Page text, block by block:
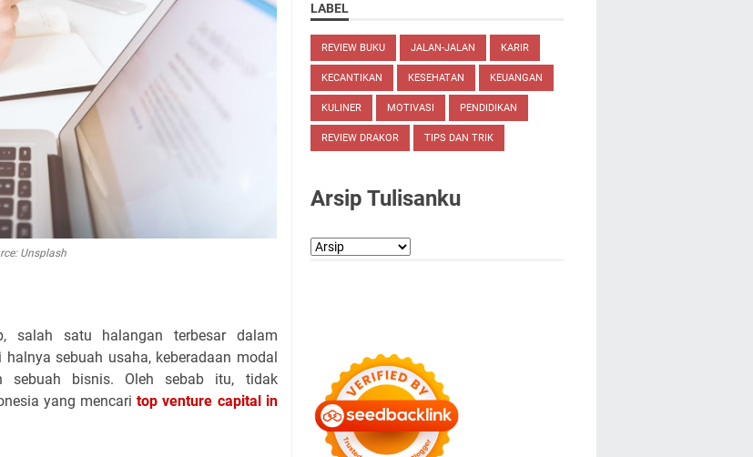
Unsplash
salah satu halangan terbesar dalam
sebuah usaha, keberadaan modal
sebuah bisnis. Oleh sebab itu, tidak
yang mencaritop venture capital in
LABEL
REVIEW BUKU JALAN-JALAN KARIR
KECANTIKAN KESEHATAN KEUANGAN
KULINER MOTIVASI PENDIDIKAN
REVIEW DRAKOR TIPS DAN TRIK
Arsip Tulisanku